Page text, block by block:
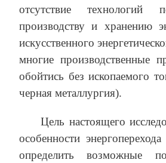
отсутствие технологий
производству и хранению
искусственного
многие производственные
обойтись без ископаемого
черная металлургия).
Цель настоящего
особенности
определить возможные